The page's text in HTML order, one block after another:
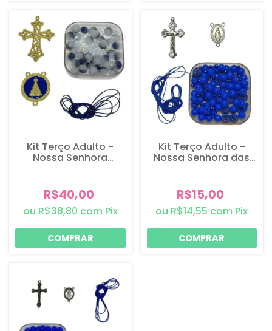
Kit Terço Adulto -
Nossa Senhora
R$40,00
R$38,80 com Pix
Kit Terço Adulto -
Nossa Senhora das
R$15,00
R$14,55 com Pix